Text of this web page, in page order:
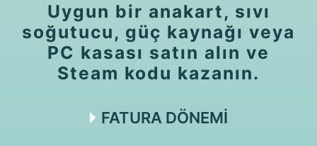
Uygun bir anakart, sıvı
soğutucu, güç kaynağı veya
PC kasası satın alın ve
Steam kodu kazanın.
FATURA DÖNEMİ